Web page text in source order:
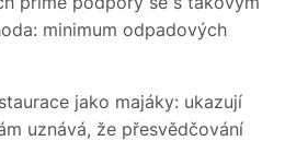
minimum odpadových
jako majáky: ukazují
uznává, že přesvědčování